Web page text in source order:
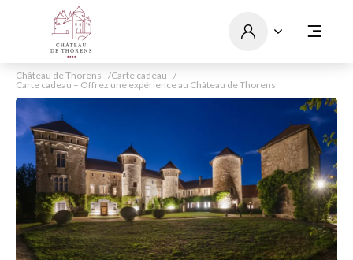
Château de Thorens
Carte cadeau
Carte cadeau – Offrez une expérience au Château de Thorens